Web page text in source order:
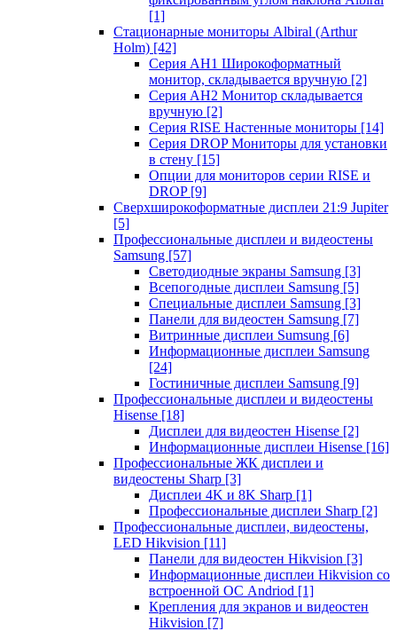
[1]
Стационарные мониторы Albiral (Arthur
Holm) [42]
Серия AH1 Широкоформатный
монитор, складывается вручную [2]
Серия AH2 Монитор складывается
вручную [2]
Серия RISE Настенные мониторы [14]
Серия DROP Мониторы для установки
в стену [15]
Опции для мониторов серии RISE и
DROP [9]
Сверхширокоформатные дисплеи 21:9 Jupiter
[5]
Профессиональные дисплеи и видеостены
Samsung [57]
Светодиодные экраны Samsung [3]
Всепогодные дисплеи Samsung [5]
Специальные дисплеи Samsung [3]
Панели для видеостен Samsung [7]
Витринные дисплеи Sumsung [6]
Информационные дисплеи Samsung
[24]
Гостиничные дисплеи Samsung [9]
Профессиональные дисплеи и видеостены
Hisense [18]
Дисплеи для видеостен Hisense [2]
Информационные дисплеи Hisense [16]
Профессиональные ЖК дисплеи и
видеостены Sharp [3]
Дисплеи 4K и 8K Sharp [1]
Профессиональные дисплеи Sharp [2]
Профессиональные дисплеи, видеостены,
LED Hikvision [11]
Панели для видеостен Hikvision [3]
Информационные дисплеи Hikvision со
встроенной ОС Andriod [1]
Крепления для экранов и видеостен
Hikvision [7]